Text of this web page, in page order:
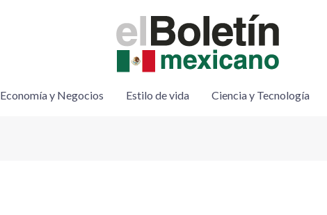
Economía y Negocios Estilo de vida Ciencia y Tecnología